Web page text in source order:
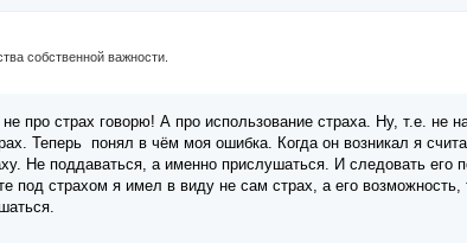
собственной важности.
про страх говорю! А про использование страха. Ну, т.е.
Теперь понял в чём моя ошибка. Когда он возникал я
Не поддаваться, а именно прислушаться. И следовать его
под страхом я имел в виду не сам страх, а его возможность,